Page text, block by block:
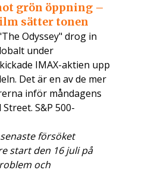
grön öppning –
sätter tonen
Odyssey" drog in
under
IMAX-aktien upp
Det är en av de mer
inför måndagens
S&P 500-
försöket
start den 16 juli på
och